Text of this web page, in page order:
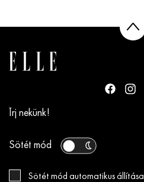
Írj nekünk!
Sötét mód
Sötét mód automatikus állítása